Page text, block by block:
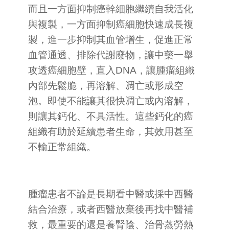
而且一方面抑制癌幹細胞繼續自我活化
與複製，一方面抑制癌細胞快速成長複
製，進一步抑制其血管增生，促進正常
血管通透、排除代謝廢物，讓中藥一舉
攻透癌細胞壁，直入DNA，讓腫瘤組織
內部先鬆脆，再溶解、凋亡或形成空
泡。即使不能讓其很快凋亡或內溶解，
則讓其鈣化、不具活性。這些鈣化的癌
組織有助於延續患者生命，其效用甚至
不輸正常組織。
腫瘤患者不論是長期看中醫或採中西醫
結合治療，或者西醫放棄後再找中醫補
救，最重要的還是養腎陰、治骨蒸勞熱